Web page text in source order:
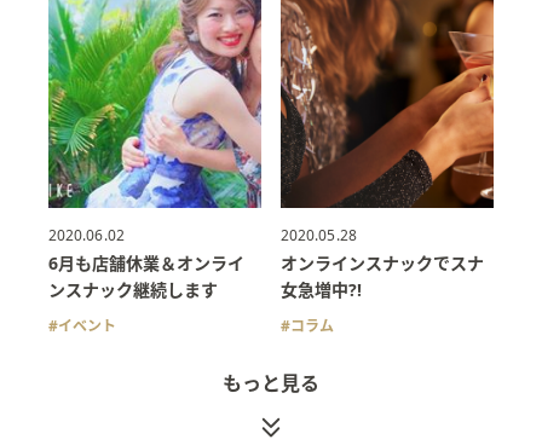
2020.06.02
6月も店舗休業＆オンライ
ンスナック継続します
イベント
2020.05.28
オンラインスナックでスナ
女急増中?!
コラム
もっと見る